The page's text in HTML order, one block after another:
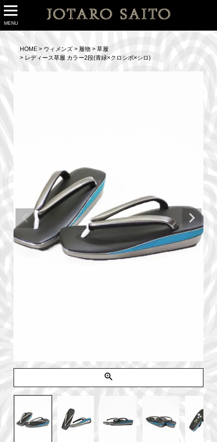
MENU
HOME ウィメンズ 履物
草履
レディース草履 カラー2段(青緑×クロシボ×シロ)